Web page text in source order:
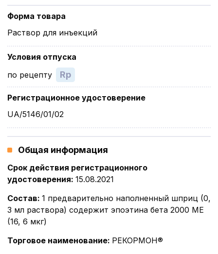
Форма товара
Раствор для инъекций
Условия отпуска
по рецепту
Rp
Регистрационное удостоверение
UA/5146/01/02
Общая информация
Срок действия регистрационного
удостоверения: 15.08.2021
Состав: 1 предварительно наполненный шприц (0,
3 мл раствора) содержит эпоэтина бета 2000 МЕ
(16, 6 мкг)
Торговое наименование: РЕКОРМОН®